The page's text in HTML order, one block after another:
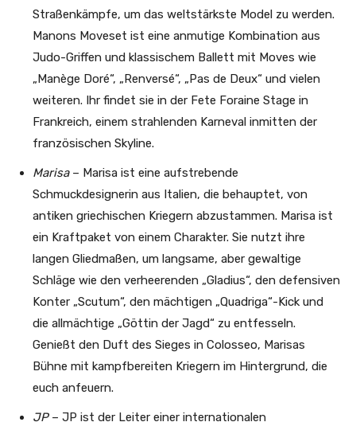
Straßenkämpfe, um das weltstärkste Model zu werden.
Manons Moveset ist eine anmutige Kombination aus
Judo-Griffen und klassischem Ballett mit Moves wie
„Manège Doré“, „Renversé“, „Pas de Deux“ und vielen
weiteren. Ihr findet sie in der Fete Foraine Stage in
Frankreich, einem strahlenden Karneval inmitten der
französischen Skyline.
Marisa– Marisa ist eine aufstrebende
Schmuckdesignerin aus Italien, die behauptet, von
antiken griechischen Kriegern abzustammen. Marisa ist
ein Kraftpaket von einem Charakter. Sie nutzt ihre
langen Gliedmaßen, um langsame, aber gewaltige
Schläge wie den verheerenden „Gladius“, den defensiven
Konter „Scutum“, den mächtigen „Quadriga“-Kick und
die allmächtige „Göttin der Jagd“ zu entfesseln.
Genießt den Duft des Sieges in Colosseo, Marisas
Bühne mit kampfbereiten Kriegern im Hintergrund, die
euch anfeuern.
JP– JP ist der Leiter einer internationalen